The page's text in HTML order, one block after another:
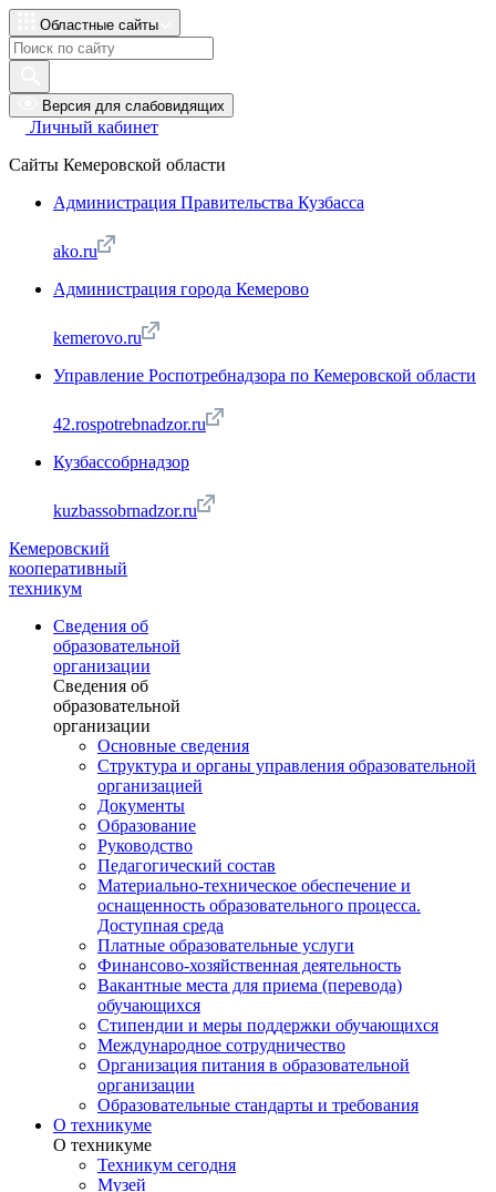
Областные сайты
Версия для слабовидящих
Личный кабинет
Сайты Кемеровской области
Администрация Правительства Кузбасса
ako.ru
Администрация города Кемерово
kemerovo.ru
Управление Роспотребнадзора по Кемеровской области
42.rospotrebnadzor.ru
Кузбассобрнадзор
kuzbassobrnadzor.ru
Кемеровский
кооперативный
техникум
Сведения об
образовательной
организации
Сведения об
образовательной
организации
Основные сведения
Структура и органы управления образовательной
организацией
Документы
Образование
Руководство
Педагогический состав
Материально-техническое обеспечение и
оснащенность образовательного процесса.
Доступная среда
Платные образовательные услуги
Финансово-хозяйственная деятельность
Вакантные места для приема (перевода)
обучающихся
Стипендии и меры поддержки обучающихся
Международное сотрудничество
Организация питания в образовательной
организации
Образовательные стандарты и требования
О техникуме
О техникуме
Техникум сегодня
Музей